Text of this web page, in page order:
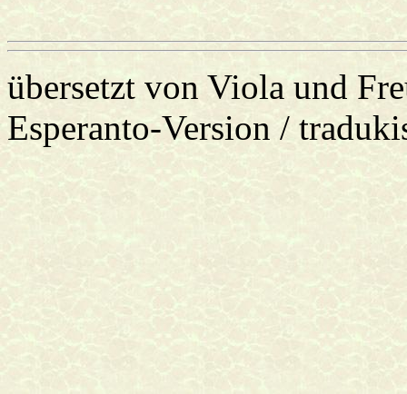
übersetzt von Viola und
Esperanto-Version /